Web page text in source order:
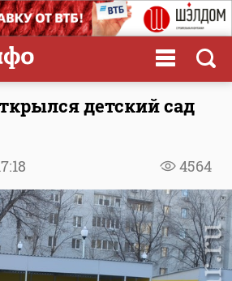
детский сад
4564